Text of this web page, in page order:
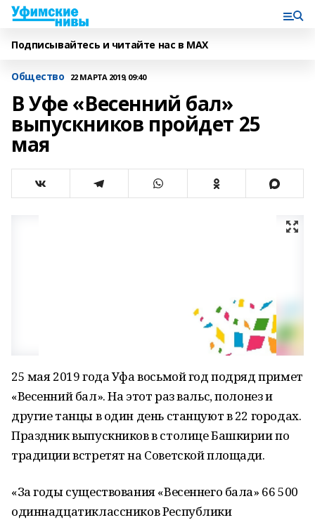
Подписывайтесь и читайте нас в MAX
Общество 22 МАРТА 2019, 09:40
В Уфе «Весенний бал»
выпускников пройдет 25
мая
25 мая 2019 года Уфа восьмой год подряд примет
«Весенний бал». На этот раз вальс, полонез и
другие танцы в один день станцуют в 22 городах.
Праздник выпускников в столице Башкирии по
традиции встретят на Советской площади.
«За годы существования «Весеннего бала» 66 500
одиннадцатиклассников Республики